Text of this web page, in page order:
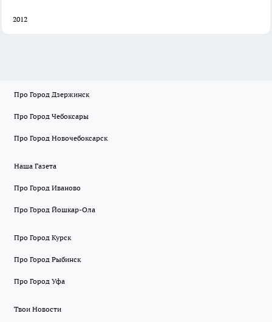
2012
Про Город Дзержинск
Про Город Чебоксары
Про Город Новочебоксарск
Наша Газета
Про Город Иваново
Про Город Йошкар-Ола
Про Город Курск
Про Город Рыбинск
Про Город Уфа
Твои Новости